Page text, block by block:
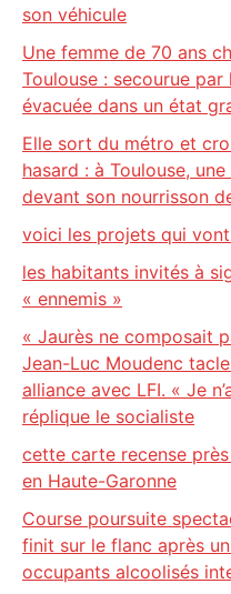
son véhicule
Une femme de 70 ans
Toulouse : secourue
évacuée dans un état
Elle sort du métro et
hasard : à Toulouse,
devant son nourrisson
voici les projets qui
les habitants invités à
« ennemis »
« Jaurès ne composait
Jean-Luc Moudenc
alliance avec LFI. « Je
réplique le socialiste
cette carte recense
en Haute-Garonne
Course poursuite
finit sur le flanc après
occupants alcoolisés